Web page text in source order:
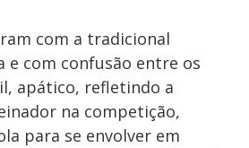
com a tradicional
e com confusão entre os
apático, refletindo a
na competição,
para se envolver em